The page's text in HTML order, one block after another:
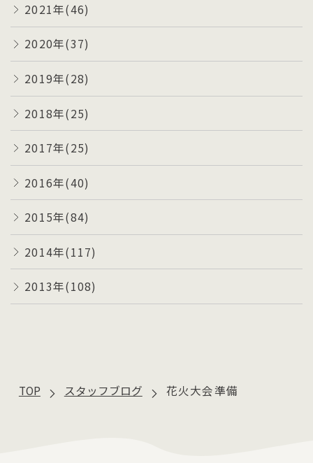
2021年(46)
2020年(37)
2019年(28)
2018年(25)
2017年(25)
2016年(40)
2015年(84)
2014年(117)
2013年(108)
TOP スタッフブログ 花火大会準備